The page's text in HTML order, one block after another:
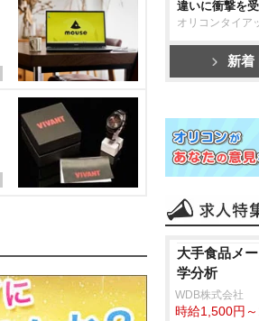
違いに衝撃を
オリコンタイア
新着
大手食品メ
学分析
WDB株式会社
時給1,500円